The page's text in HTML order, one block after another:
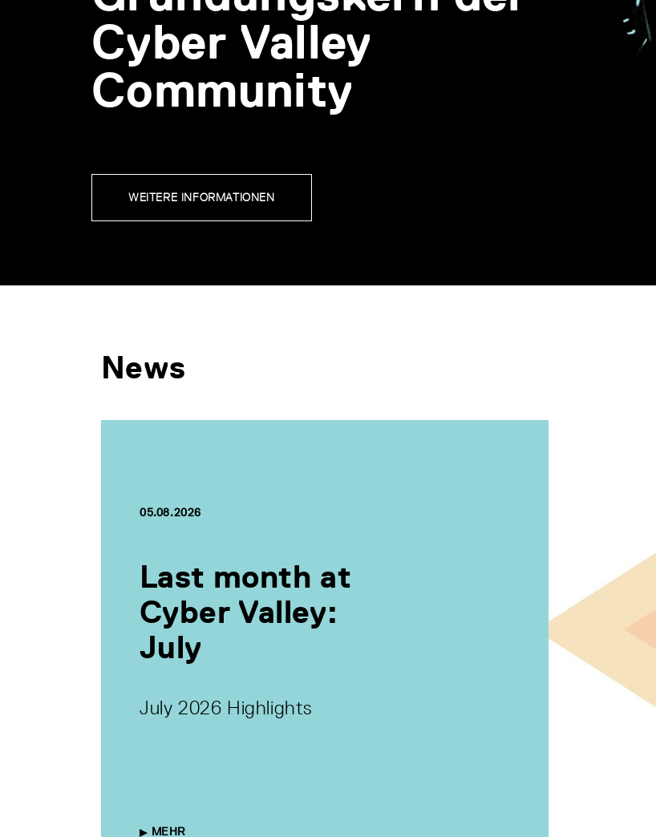
Cyber Valley
Community
WEITERE INFORMATIONEN
News
05.08.2026
Last month at
Cyber Valley:
July
July 2026 Highlights
MEHR